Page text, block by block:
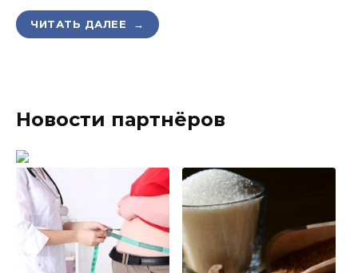
ЧИТАТЬ ДАЛЕЕ →
Новости партнёров